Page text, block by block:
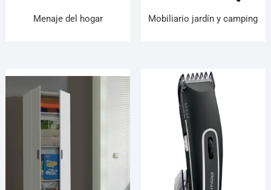
Menaje del hogar Mobiliario jardín y camping